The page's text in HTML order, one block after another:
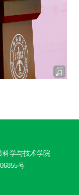
科学与技术学院
号